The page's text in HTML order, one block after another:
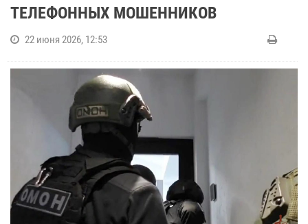
ТЕЛЕФОННЫХ МОШЕННИКОВ
22 июня 2026, 12:53